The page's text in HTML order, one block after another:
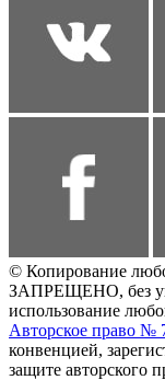
© Копирование
ЗАПРЕЩЕНО, без
использование
Авторское право №
конвенцией,
защите